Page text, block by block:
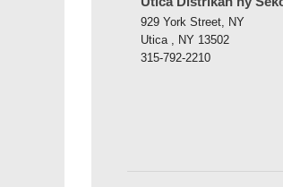
929 York Street, NY
Utica , NY 13502
315-792-2210